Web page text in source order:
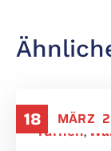
18 MÄRZ
Turnen,